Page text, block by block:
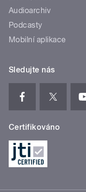
Audioarchiv
Podcasty
Mobilní aplikace
Sledujte nás
Certifikováno